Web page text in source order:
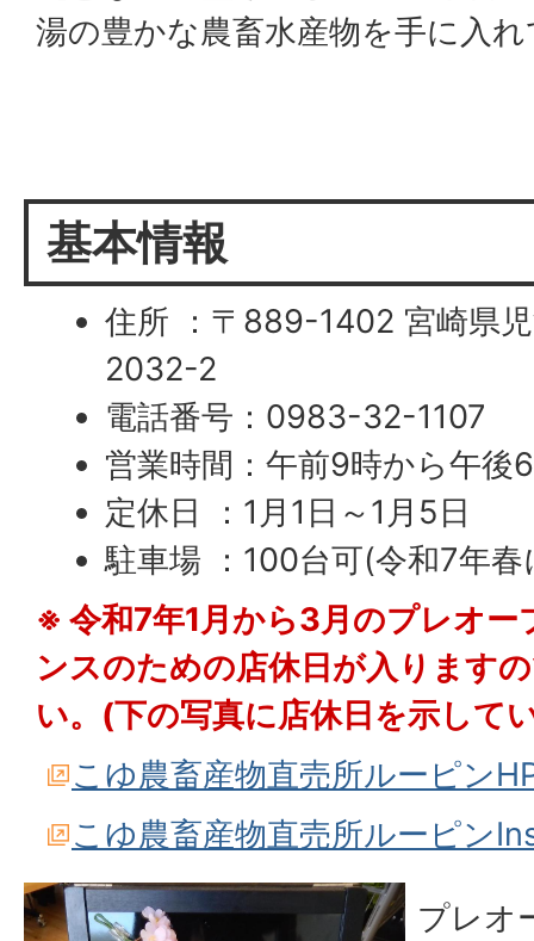
湯の豊かな農畜水産物を手に入
基本情報
住所 ：〒889-1402 宮崎県
2032-2
電話番号：0983-32-1107
営業時間：午前9時から午後
定休日 ：1月1日～1月5日
駐車場 ：100台可(令和7年
※ 令和7年1月から3月のプレオー
ンスのための店休日が入ります
い。(下の写真に店休日を示して
こゆ農畜産物直売所ルーピン
こゆ農畜産物直売所ルーピン
プレオ